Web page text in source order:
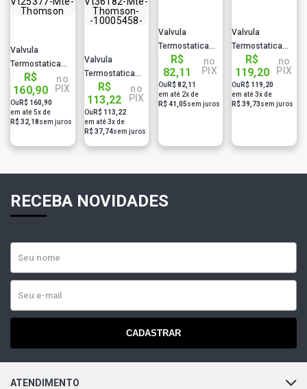
Valvula
Termostatica
Motor 77°C Com
Reparo Vt25377
Mte Thomson
R$
160,90
no
PIX
Ou R$ 160,90
em até 5x de
R$ 32,18sem juros
Valvula
Termostatica
Motor 82°C Com
Reparo Vt36182
Mte Thomson
R$
113,22
no
PIX
Ou R$ 113,22
em até 3x de
R$ 37,74sem juros
Valvula
Termostatica
Motor 80°C Sem
Reparo Vt24580
Mte Thomson
R$
82,11
no
PIX
Ou R$ 82,11
em até 2x de
R$ 41,05sem juros
Valvula
Termostatica
Motor 82°C Com
Reparo Vt28082
Mte Thomson
R$
119,20
no
PIX
Ou R$ 119,20
em até 3x de
R$ 39,73sem juros
RECEBA NOVIDADES
CADASTRAR
ATENDIMENTO